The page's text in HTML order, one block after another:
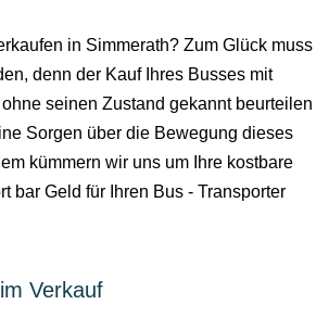
in Simmerath? Zum Glück muss
denn der Kauf Ihres Busses mit
seinen Zustand gekannt beurteilen
Sorgen über die Bewegung dieses
kümmern wir uns um Ihre kostbare
bar Geld für Ihren Bus - Transporter
Verkauf